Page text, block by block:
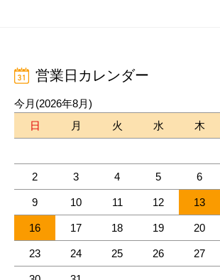
営業日カレンダー
今月(2026年8月)
日
月 火 水 木
2 3 4 5 6
9 10 11 12 13
16 17 18 19 20
23 24 25 26 27